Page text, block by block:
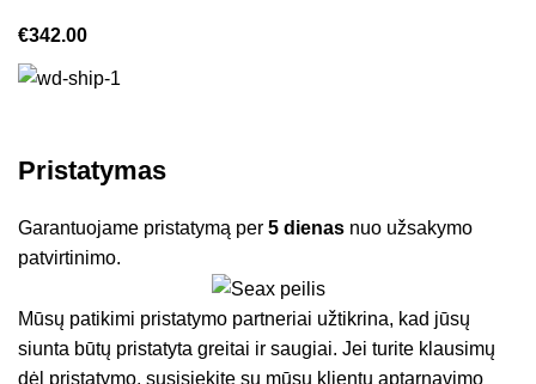
€342.00
Pristatymas
Garantuojame pristatymą per5 dienas nuo užsakymo
patvirtinimo.
Mūsų patikimi pristatymo partneriai užtikrina, kad jūsų
siunta būtų pristatyta greitai ir saugiai. Jei turite klausimų
dėl pristatymo, susisiekite su mūsų klientų aptarnavimo